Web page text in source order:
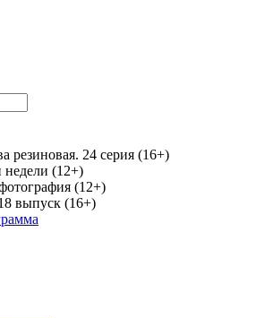
резиновая. 24 серия (16+)
недели (12+)
(12+)
выпуск (16+)